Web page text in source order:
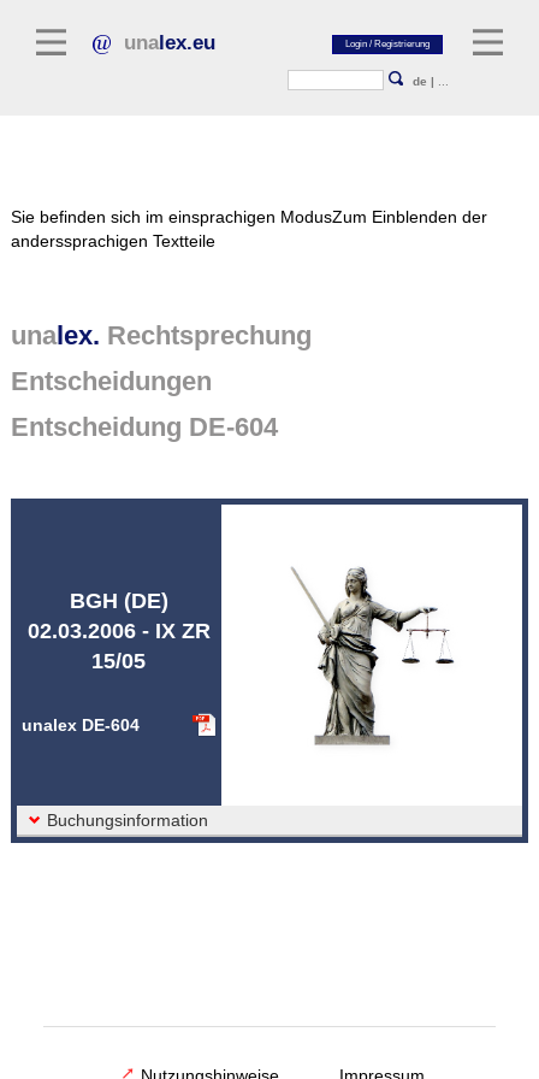
unalex.eu
de |
Normtexte
Rechtsprechung
Sie befinden sich im einsprachigen ModusZum Einblenden der
anderssprachigen Textteile
unalex. Rechtsprechung
Entscheidungen
Entscheidung DE-604
BGH (DE)
02.03.2006 - IX ZR
15/05
unalex DE-604
Buchungsinformation
Nutzungshinweise Impressum